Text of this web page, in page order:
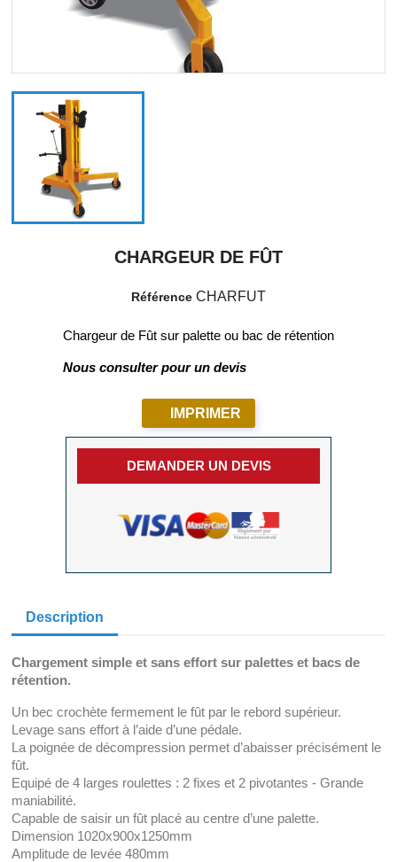
CHARGEUR DE FÛT
Référence CHARFUT
Chargeur de Fût sur palette ou bac de rétention
Nous consulter pour un devis
IMPRIMER
DEMANDER UN DEVIS
Description
Chargement simple et sans effort sur palettes et bacs de
rétention.
Un bec crochète fermement le fût par le rebord supérieur.
Levage sans effort à l’aide d’une pédale.
La poignée de décompression permet d’abaisser précisément le
fût.
Equipé de 4 larges roulettes : 2 fixes et 2 pivotantes - Grande
maniabilité.
Capable de saisir un fût placé au centre d’une palette.
Dimension 1020x900x1250mm
Amplitude de levée 480mm